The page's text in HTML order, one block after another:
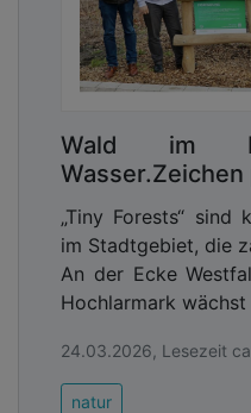
Wald im
„Tiny Forests“ sind
im Stadtgebiet, die
An der Ecke
Hochlarmark wächst
24.03.2026, Lesezeit
natur